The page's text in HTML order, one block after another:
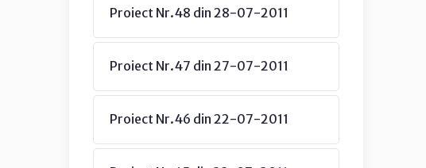
Proiect Nr.48 din 28-07-2011
Proiect Nr.47 din 27-07-2011
Proiect Nr.46 din 22-07-2011